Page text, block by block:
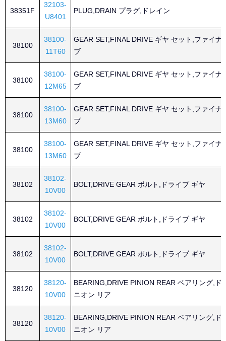
38351F
32103-
U8401
PLUG,DRAIN プラグ,ドレイン
38100
38100-
11T60
GEAR SET,FINAL DRIVE ギヤ セット,ファイナ
ブ
38100
38100-
12M65
GEAR SET,FINAL DRIVE ギヤ セット,ファイナ
ブ
38100
38100-
13M60
GEAR SET,FINAL DRIVE ギヤ セット,ファイナ
ブ
38100
38100-
13M60
GEAR SET,FINAL DRIVE ギヤ セット,ファイナ
ブ
38102
38102-
10V00
BOLT,DRIVE GEAR ボルト,ドライブ ギヤ
38102
38102-
10V00
BOLT,DRIVE GEAR ボルト,ドライブ ギヤ
38102
38102-
10V00
BOLT,DRIVE GEAR ボルト,ドライブ ギヤ
38120
38120-
10V00
BEARING,DRIVE PINION REAR ベアリング,ド
ニオン リア
38120
38120-
10V00
BEARING,DRIVE PINION REAR ベアリング,ド
ニオン リア